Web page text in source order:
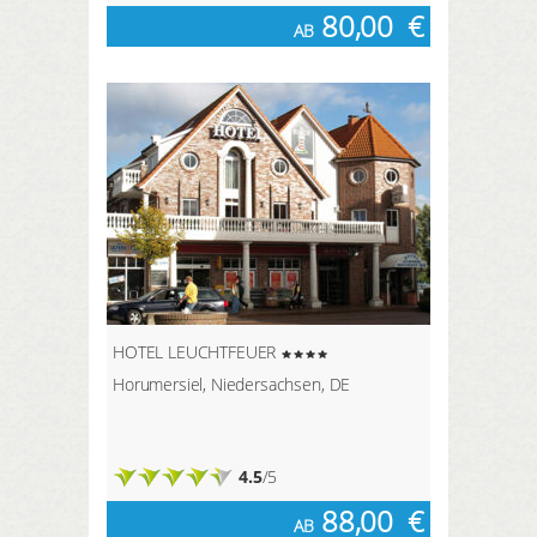
AB 80,00 €
HOTEL LEUCHTFEUER
Horumersiel, Niedersachsen, DE
4.5/5
AB 88,00 €